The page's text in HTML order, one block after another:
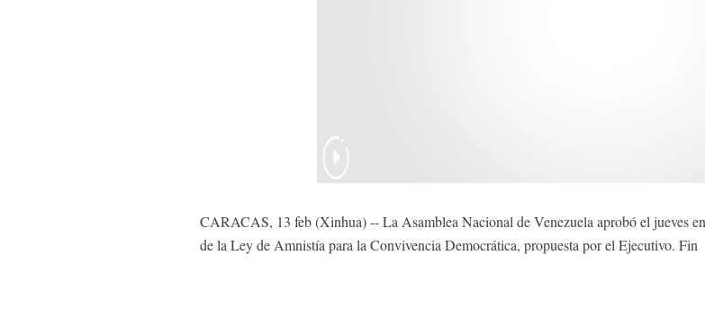
CARACAS, 13 feb (Xinhua) -- La Asamblea Nacional de Venezuela aprobó el jueves
de la Ley de Amnistía para la Convivencia Democrática, propuesta por el Ejecutivo. Fin